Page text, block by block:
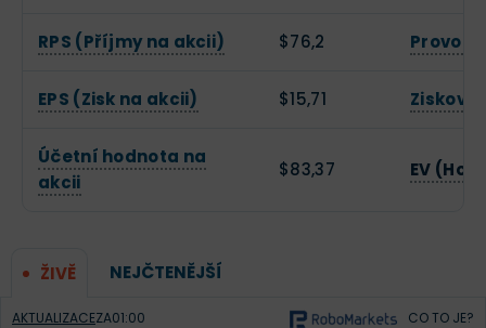
RPS (Příjmy na akcii) $76,2
EPS (Zisk na akcii) $15,71 Zisková
Účetní hodnota na
akcii
$83,37 EV
ŽIVĚ NEJČTENĚJŠÍ
AKTUALIZACEZA01:00 CO TO JE?